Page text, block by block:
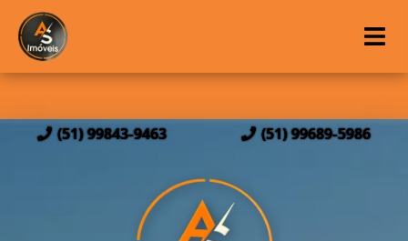
(51) 99843-9463 (51) 99689-5986